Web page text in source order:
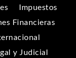
Impuestos
Financieras
y Judicial